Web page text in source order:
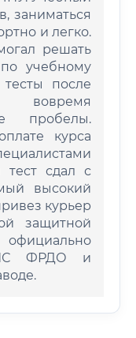
заниматься
и легко.
решать
учебному
после
вовремя
пробелы.
курса
тест сдал с
высокий
курьер
защитной
ФРДО и